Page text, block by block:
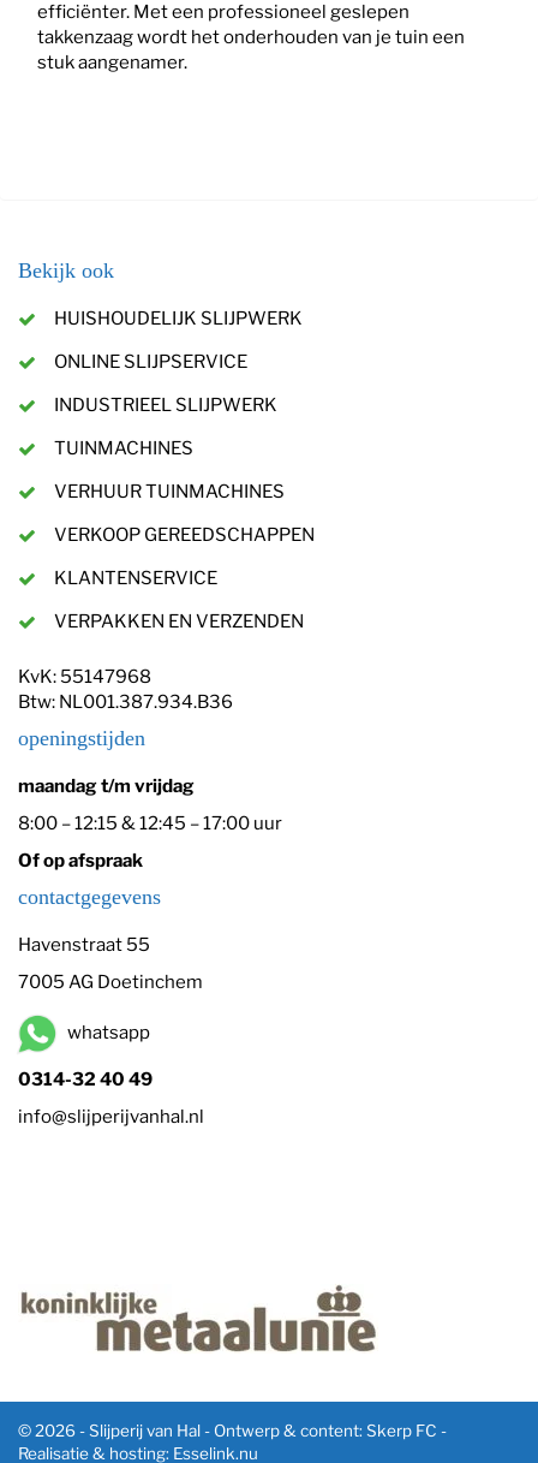
efficiënter. Met een professioneel geslepen
takkenzaag wordt het onderhouden van je tuin een
stuk aangenamer.
Bekijk ook
HUISHOUDELIJK SLIJPWERK
ONLINE SLIJPSERVICE
INDUSTRIEEL SLIJPWERK
TUINMACHINES
VERHUUR TUINMACHINES
VERKOOP GEREEDSCHAPPEN
KLANTENSERVICE
VERPAKKEN EN VERZENDEN
KvK: 55147968
Btw: NL001.387.934.B36
openingstijden
maandag t/m vrijdag
8:00 – 12:15 & 12:45 – 17:00 uur
Of op afspraak
contactgegevens
Havenstraat 55
7005 AG Doetinchem
whatsapp
0314-32 40 49
info@slijperijvanhal.nl
© 2026 - Slijperij van Hal - Ontwerp & content: Skerp FC -
Realisatie & hosting: Esselink.nu